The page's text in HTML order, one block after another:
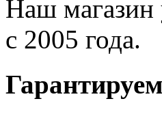
Наш магазин
с 2005 года.